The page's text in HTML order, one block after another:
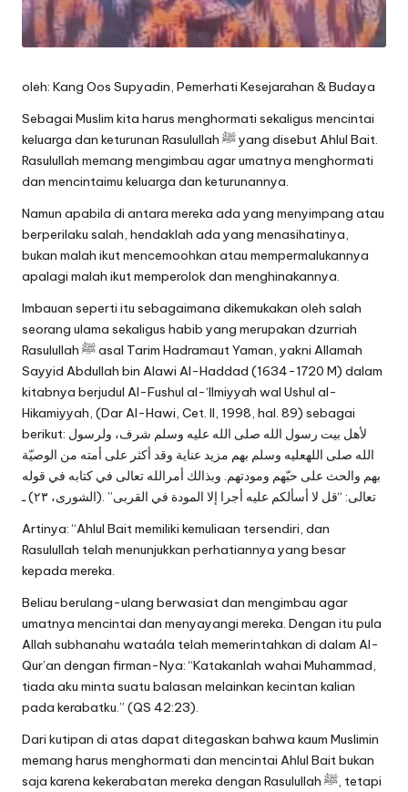
oleh: Kang Oos Supyadin, Pemerhati Kesejarahan & Budaya
Sebagai Muslim kita harus menghormati sekaligus mencintai
keluarga dan keturunan Rasulullah ﷺ yang disebut Ahlul Bait.
Rasulullah memang mengimbau agar umatnya menghormati
dan mencintaimu keluarga dan keturunannya.
Namun apabila di antara mereka ada yang menyimpang atau
berperilaku salah, hendaklah ada yang menasihatinya,
bukan malah ikut mencemoohkan atau mempermalukannya
apalagi malah ikut memperolok dan menghinakannya.
Imbauan seperti itu sebagaimana dikemukakan oleh salah
seorang ulama sekaligus habib yang merupakan dzurriah
Rasulullah ﷺ asal Tarim Hadramaut Yaman, yakni Allamah
Sayyid Abdullah bin Alawi Al-Haddad (1634-1720 M) dalam
kitabnya berjudul Al-Fushul al-‘Ilmiyyah wal Ushul al-
Hikamiyyah, (Dar Al-Hawi, Cet. II, 1998, hal. 89) sebagai
berikut: لأهل بيت رسول الله صلى الله عليه وسلم شرف، ولرسول
الله صلى اللهعليه وسلم بهم مزيد عناية وقد أكثر على أمته من الوصيّة
بهم والحث على حبّهم ومودتهم. وبذالك أمرالله تعالى في كتابه في قوله
تعالى: “قل لا أسألكم عليه أجرا إلا المودة في القربى” .(الشورى، ٢٣) ـ
Artinya: “Ahlul Bait memiliki kemuliaan tersendiri, dan
Rasulullah telah menunjukkan perhatiannya yang besar
kepada mereka.
Beliau berulang-ulang berwasiat dan mengimbau agar
umatnya mencintai dan menyayangi mereka. Dengan itu pula
Allah subhanahu wataála telah memerintahkan di dalam Al-
Qur’an dengan firman-Nya: “Katakanlah wahai Muhammad,
tiada aku minta suatu balasan melainkan kecintan kalian
pada kerabatku.” (QS 42:23).
Dari kutipan di atas dapat ditegaskan bahwa kaum Muslimin
memang harus menghormati dan mencintai Ahlul Bait bukan
saja karena kekerabatan mereka dengan Rasulullah ﷺ, tetapi